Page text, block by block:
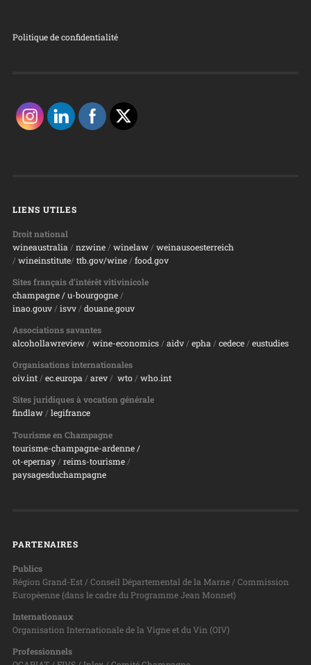
Politique de confidentialité
LIENS UTILES
Droit national
wineaustralia / nzwine/ winelaw/ weinausoesterreich
/ wineinstitute/ ttb.gov/wine/ food.gov
Sites français d’intérêt vitivinicole
champagne/ u-bourgogne/
inao.gouv/ isvv/ douane.gouv
Associations savantes
alcohollawreview/ wine-economics/ aidv/ epha / cedece/ eustudies
Organisations internationales
oiv.int/ ec.europa/ arev/ wto/ who.int
Sites juridiques à vocation générale
findlaw/ legifrance
Tourisme en Champagne
tourisme-champagne-ardenne /
ot-epernay/ reims-tourisme/
paysagesduchampagne
PARTENAIRES
Publics
Région Grand-Est / Conseil Départemental de la Marne / Commission
Européenne (dans le cadre du Programme Jean Monnet)
Internationaux
Organisation Internationale de la Vigne et du Vin (OIV)
Professionnels